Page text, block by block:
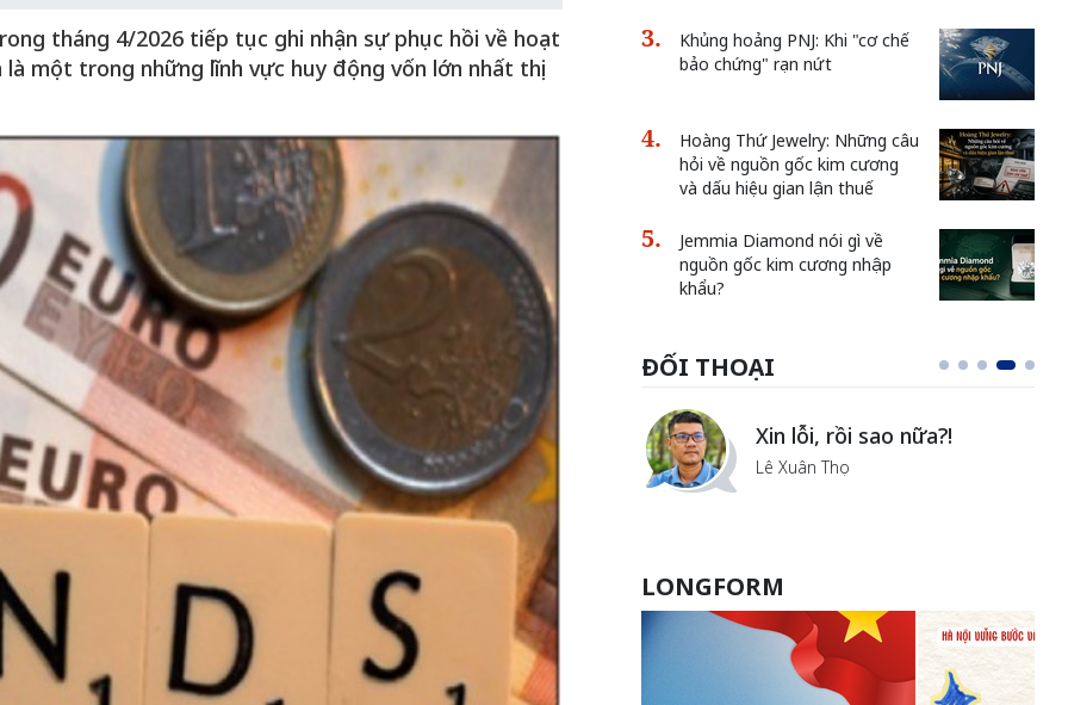
tháng 4/2026 tiếp tục ghi nhận sự phục hồi về hoạt
một trong những lĩnh vực huy động vốn lớn nhất thị
Khủng hoảng PNJ: Khi "cơ chế
bảo chứng" rạn nứt
Hoàng Thứ Jewelry: Những câu
hỏi về nguồn gốc kim cương
và dấu hiệu gian lận thuế
Jemmia Diamond nói gì về
nguồn gốc kim cương nhập
khẩu?
ĐỐI THOẠI
Bắc Biên - Giữ một ngôi
làng ven sông Hồng của Hà
Nội
TS. Trần Kim Hào
Xin lỗi, rồi sao nữa?!
Lê Xuân Thọ
LONGFORM